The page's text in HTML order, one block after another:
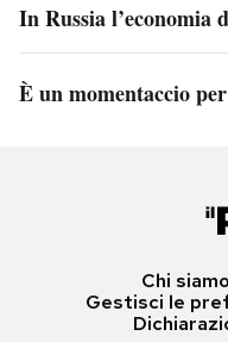
In Russia l’economia
È un momentaccio
Chi siamo
Gestisci le